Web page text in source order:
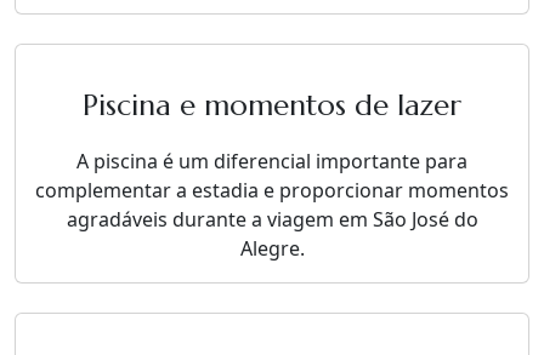
Piscina e momentos de lazer
A piscina é um diferencial importante para
complementar a estadia e proporcionar momentos
agradáveis durante a viagem em São José do
Alegre.